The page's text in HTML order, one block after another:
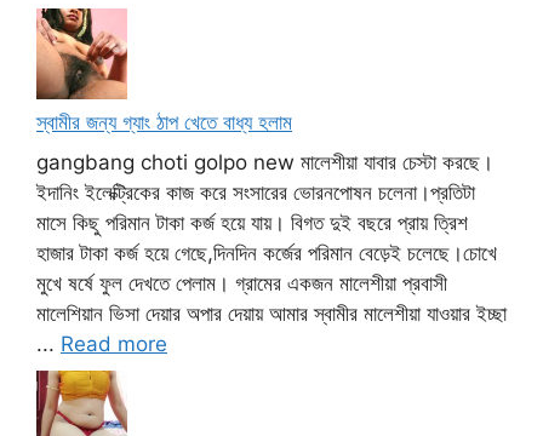
স্বামীর জন্য গ্যাং ঠাপ খেতে বাধ্য হলাম
gangbang choti golpo new মালেশীয়া যাবার চেস্টা করছে।
ইদানিং ইলেক্ট্রিকের কাজ করে সংসারের ভোরনপোষন চলেনা।প্রতিটা
মাসে কিছু পরিমান টাকা কর্জ হয়ে যায়। বিগত দুই বছরে প্রায় ত্রিশ
হাজার টাকা কর্জ হয়ে গেছে,দিনদিন কর্জের পরিমান বেড়েই চলেছে।চোখে
মুখে ষর্ষে ফুল দেখতে পেলাম। গ্রামের একজন মালেশীয়া প্রবাসী
মালেশিয়ান ভিসা দেয়ার অপার দেয়ায় আমার স্বামীর মালেশীয়া যাওয়ার ইচ্ছা
... Read more